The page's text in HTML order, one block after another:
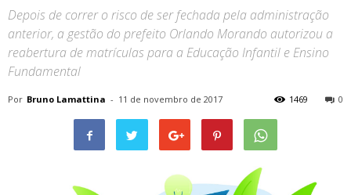
Depois de correr o risco de ser fechada pela administração
anterior, a gestão do prefeito Orlando Morando autorizou a
reabertura de matrículas para a Educação Infantil e Ensino
Fundamental
Por Bruno Lamattina - 11 de novembro de 2017 0
1469